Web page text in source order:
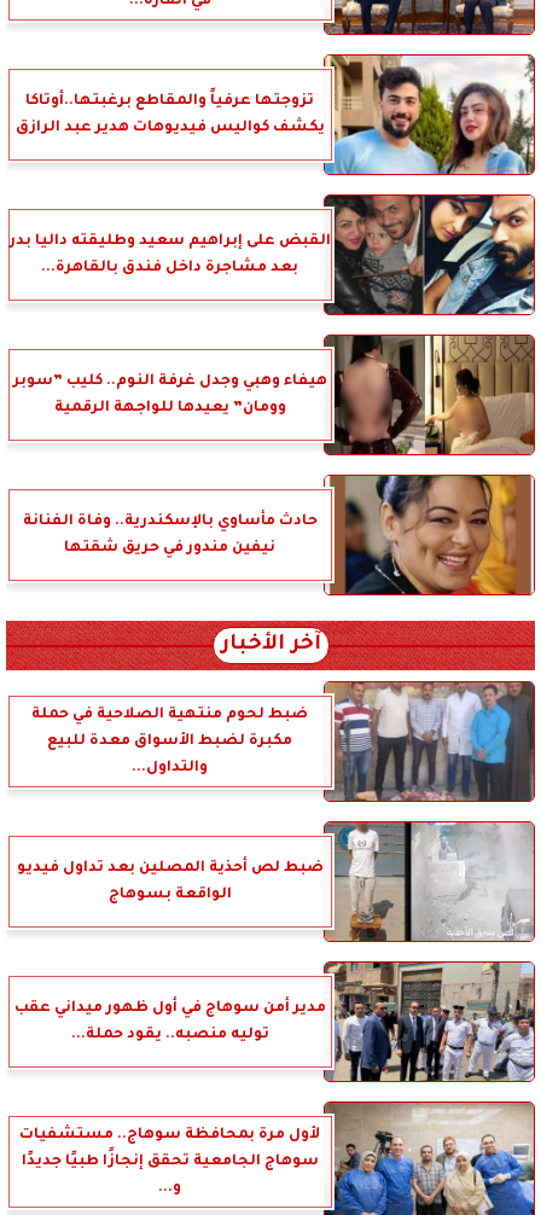
تزوجتها عرفياً والمقاطع برغبتها..أوتاكا
يكشف كواليس فيديوهات هدير عبد الرازق
القبض على إبراهيم سعيد وطليقته داليا بدر
بعد مشاجرة داخل فندق بالقاهرة...
هيفاء وهبي وجدل غرفة النوم.. كليب ”سوبر
وومان” يعيدها للواجهة الرقمية
حادث مأساوي بالإسكندرية.. وفاة الفنانة
نيفين مندور في حريق شقتها
آخر الأخبار
ضبط لحوم منتهية الصلاحية في حملة
مكبرة لضبط الأسواق معدة للبيع
والتداول...
ضبط لص أحذية المصلين بعد تداول فيديو
الواقعة بسوهاج
مدير أمن سوهاج في أول ظهور ميداني عقب
توليه منصبه.. يقود حملة...
لأول مرة بمحافظة سوهاج.. مستشفيات
سوهاج الجامعية تحقق إنجازًا طبيًا جديدًا
و...